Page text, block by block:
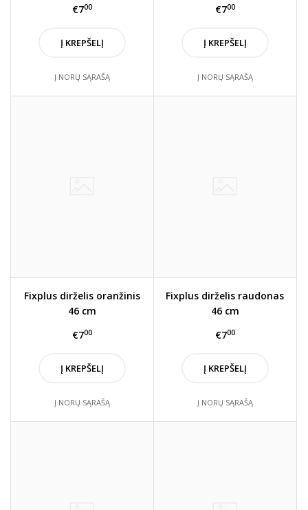
€700
Į KREPŠELĮ
Į NORŲ SĄRAŠĄ
€700
Į KREPŠELĮ
Į NORŲ SĄRAŠĄ
Fixplus dirželis oranžinis
46 cm
€700
Į KREPŠELĮ
Į NORŲ SĄRAŠĄ
Fixplus dirželis raudonas
46 cm
€700
Į KREPŠELĮ
Į NORŲ SĄRAŠĄ